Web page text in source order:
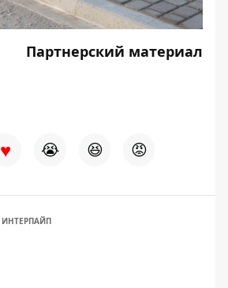
Партнерский материал
♥ 😭 😆 😡
ИНТЕРПАЙП